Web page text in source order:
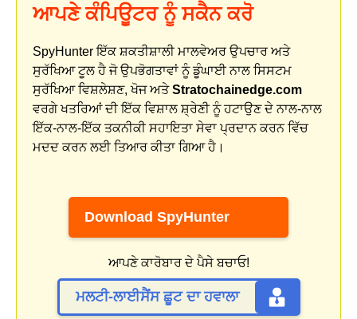
ਆਪਣੇ ਕੰਪਿਊਟਰ ਨੂੰ ਸਕੈਨ ਕਰੋ
SpyHunter ਇੱਕ ਸ਼ਕਤੀਸ਼ਾਲੀ ਮਾਲਵੇਅਰ ਉਪਚਾਰ ਅਤੇ
ਸੁਰੱਖਿਆ ਟੂਲ ਹੈ ਜੋ ਉਪਭੋਗਤਾਵਾਂ ਨੂੰ ਡੂੰਘਾਈ ਨਾਲ ਸਿਸਟਮ
ਸੁਰੱਖਿਆ ਵਿਸ਼ਲੇਸ਼ਣ, ਖੋਜ ਅਤੇStratochainedge.com
ਵਰਗੇ ਖਤਰਿਆਂ ਦੀ ਇੱਕ ਵਿਸ਼ਾਲ ਸ਼੍ਰੇਣੀ ਨੂੰ ਹਟਾਉਣ ਦੇ ਨਾਲ-ਨਾਲ
ਇੱਕ-ਨਾਲ-ਇੱਕ ਤਕਨੀਕੀ ਸਹਾਇਤਾ ਸੇਵਾ ਪ੍ਰਦਾਨ ਕਰਨ ਵਿੱਚ
ਮਦਦ ਕਰਨ ਲਈ ਤਿਆਰ ਕੀਤਾ ਗਿਆ ਹੈ।
Download SpyHunter
ਆਪਣੇ ਕਾਰੋਬਾਰ ਦੇ ਪੈਸੇ ਬਚਾਓ!
ਮਲਟੀ-ਲਾਈਸੈਂਸ ਛੂਟ ਦਾ ਹਵਾਲਾ